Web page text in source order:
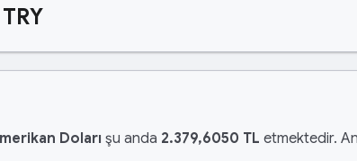
Doları şu anda 2.379,6050 TL etmektedir.